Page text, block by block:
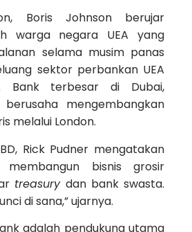
Boris Johnson berujar
warga negara UEA yang
selama musim panas
sektor perbankan UEA
Bank terbesar di Dubai,
mengembangkan
melalui London.
Rick Pudner mengatakan
membangun bisnis grosir
treasurydan bank swasta.
di sana,” ujarnya.
adalah pendukung utama